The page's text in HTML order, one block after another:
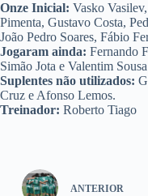
Onze Inicial: Vasko
Pimenta, Gustavo Costa,
João Pedro Soares, Fábio
Jogaram ainda: Fernando
Simão Jota e Valentim Sousa
Suplentes não utilizados:
Cruz e Afonso Lemos.
Treinador: Roberto Tiago
ANTERIOR